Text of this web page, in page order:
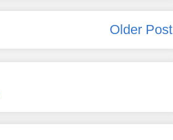
Older Post